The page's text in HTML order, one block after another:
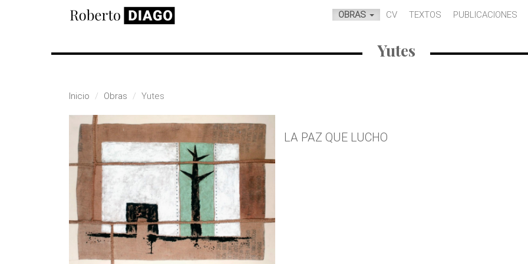
Pasar al contenido principal
OBRAS CV TEXTOS PUBLICACIONES
Inicio Obras Yutes
Yutes
LA PAZ QUE LUCHO